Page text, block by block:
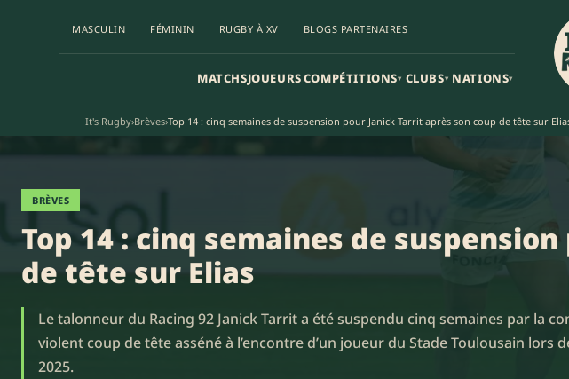
MASCULIN FÉMININ RUGBY À XV BLOGS PARTENAIRES
MATCHSJOUEURSCOMPÉTITIONS▾ CLUBS▾ NATIONS▾
It's Rugby›Brèves›Top 14 : cinq semaines de suspension pour Janick Tarrit après son coup de tête sur
BRÈVES
Top 14 : cinq semaines de
de tête sur Elias
Le talonneur du Racing 92 Janick Tarrit a été suspendu cinq semaines par la
violent coup de tête asséné à l’encontre d’un joueur du Stade Toulousain
2025.